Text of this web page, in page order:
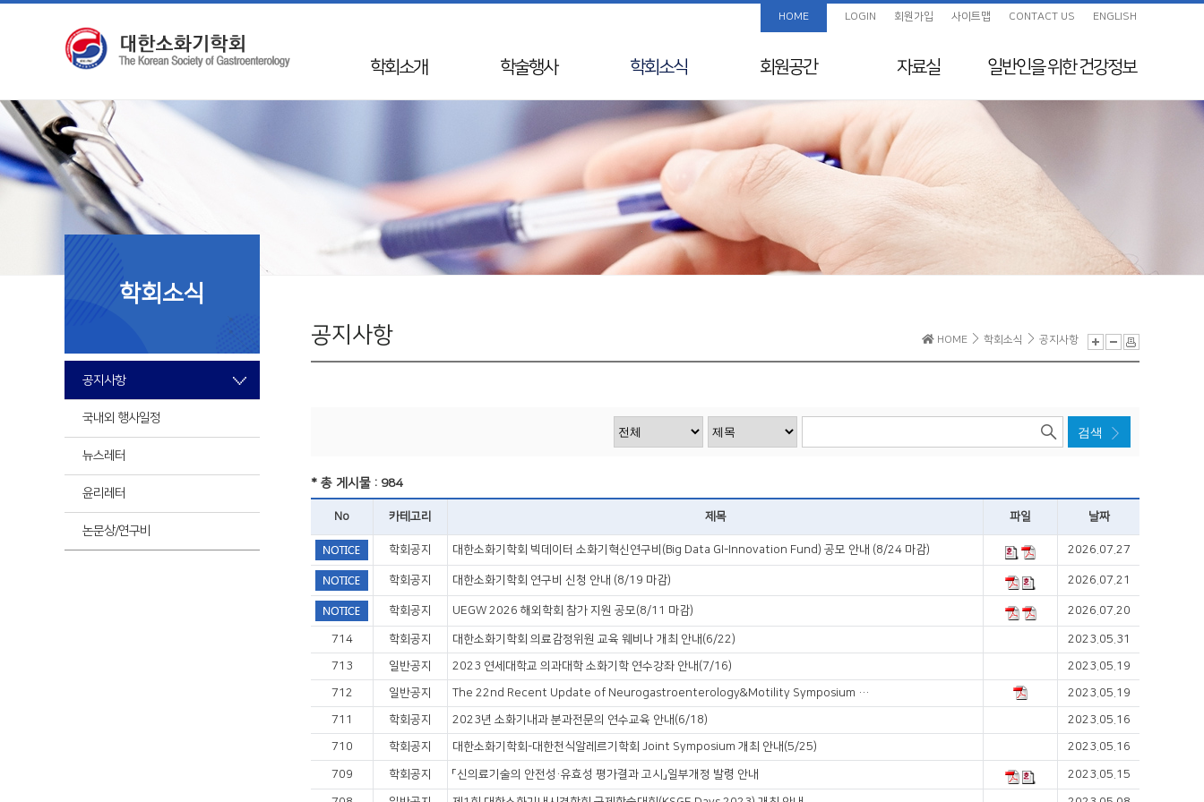
학회소개
Mission & Vision
학회연혁
50년사
임원진
국제교류
회칙
학술행사
학술행사 리스트
춘계학술대회
추계학술대회
SIDDS
KDDW
APDW
학회소식
공지사항
국내외 행사일정
뉴스레터
윤리레터
논문상/연구비
회원공간
사진/화보
회원 검색
해외학회지원
자료실
임상진료지침 정보센
교육자료
전임의 교육목표
보험정보 및 Q&A
지도전문의
전공의를 위한 E-
일반인을 위한건강정보
일반인을 위한 건강정보
최신VOD
HOME LOGIN 회원가입 사이트맵 CONTACT US ENGLISH
공지사항 HOME 학회소식 공지사항
학회소식
공지사항
국내외 행사일정
뉴스레터
윤리레터
논문상/연구비
* 총 게시물 : 984
No 카테고리 제목 파일 날짜
학회공지 대한소화기학회 빅데이터 소화기혁신연구비(Big Data GI-Innovation Fund) 공모 안내 (8/24 마감) 2026.07.27
학회공지 대한소화기학회 연구비 신청 안내 (8/19 마감) 2026.07.21
학회공지 UEGW 2026 해외학회 참가 지원 공모(8/11 마감) 2026.07.20
714 학회공지 대한소화기학회 의료감정위원 교육 웨비나 개최 안내(6/22) 2023.05.31
713 일반공지 2023 연세대학교 의과대학 소화기학 연수강좌 안내(7/16) 2023.05.19
712 일반공지 The 22nd Recent Update of Neurogastroenterology&Motility Symposium 안내(6/3) 2023.05.19
711 학회공지 2023년 소화기내과 분과전문의 연수교육 안내(6/18) 2023.05.16
710 학회공지 대한소화기학회-대한천식알레르기학회 Joint Symposium 개최 안내(5/25) 2023.05.16
709 학회공지 「신의료기술의 안전성·유효성 평가결과 고시」일부개정 발령 안내 2023.05.15